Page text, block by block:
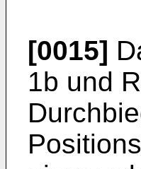
[0015]
1b und